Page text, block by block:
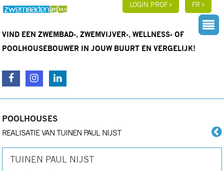
LOGIN PROF FR
VIND EEN ZWEMBAD-, ZWEMVIJVER-, WELLNESS- OF
POOLHOUSEBOUWER IN JOUW BUURT EN VERGELIJK!
POOLHOUSES
REALISATIE VAN TUINEN PAUL NIJST
TUINEN PAUL NIJST